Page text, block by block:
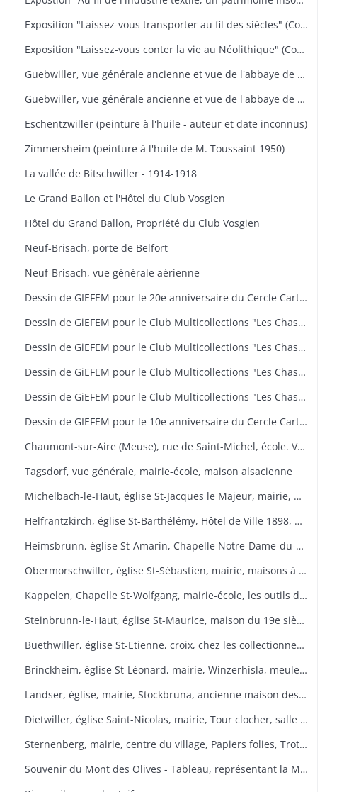
Exposition "Laissez-vous transporter au fil des siècles" (Communauté de Communes de la Région de Guebwiller, du 26 octobre 2012 au 19 janvier 2013)
Exposition "Laissez-vous conter la vie au Néolithique" (Communauté de Communes de la Région de Guebwiller, du 14 octobre 2011 au 26 janvier 2012)
Guebwiller, vue générale ancienne et vue de l'abbaye de Murbach.
Guebwiller, vue générale ancienne et vue de l'abbaye de Murbach.
Eschentzwiller (peinture à l'huile - auteur et date inconnus)
Zimmersheim (peinture à l'huile de M. Toussaint 1950)
La vallée de Bitschwiller - 1914-1918
Le Grand Ballon et l'Hôtel du Club Vosgien
Hôtel du Grand Ballon, Propriété du Club Vosgien
Neuf-Brisach, porte de Belfort
Neuf-Brisach, vue générale aérienne
Dessin de GIEFEM pour le 20e anniversaire du Cercle Cartophile de Thann et de la Vallée de la Thur. 25-26 novembre 2006. carte n° 17
Dessin de GiEFEM pour le Club Multicollections "Les Chasseurs d'Images", Mulhouse. Carte n° 19 : "50 ans de carnaval à Mulhouse
Dessin de GiEFEM pour le Club Multicollections "Les Chasseurs d'Images", Mulhouse. Carte n° 20 : "L'univers de Tintin
Dessin de GiEFEM pour le Club Multicollections "Les Chasseurs d'Images", Mulhouse. Carte n° 17 : "Nounours a Cent ans
Dessin de GiEFEM pour le Club Multicollections "Les Chasseurs d'Images". Mulhouse. Carte n° 15
Dessin de GIEFEM pour le 10e anniversaire du Cercle Cartophile de Thann et de la Vallée de la Thur. Novembre 1997
Chaumont-sur-Aire (Meuse), rue de Saint-Michel, école. Vue d'une carte postale pour l'exposition de cartes postales anciennes (11 octobre 2009)
Tagsdorf, vue générale, mairie-école, maison alsacienne
Michelbach-le-Haut, église St-Jacques le Majeur, mairie, maison 1832, fontaine, fête du pain
Helfrantzkirch, église St-Barthélémy, Hôtel de Ville 1898, maison alsacienne
Heimsbrunn, église St-Amarin, Chapelle Notre-Dame-du-Chêne, Maison Ste-Anne, mairie
Obermorschwiller, église St-Sébastien, mairie, maisons à colombages
Kappelen, Chapelle St-Wolfgang, mairie-école, les outils d'antan, chez le collectionneur de tracteurs
Steinbrunn-le-Haut, église St-Maurice, maison du 19e siècle, vue générale
Buethwiller, église St-Etienne, croix, chez les collectionneurs
Brinckheim, église St-Léonard, mairie, Winzerhisla, meule 1597, moulin
Landser, église, mairie, Stockbruna, ancienne maison des sœurs, Monastère St-Alphonse
Dietwiller, église Saint-Nicolas, mairie, Tour clocher, salle des fêtes
Sternenberg, mairie, centre du village, Papiers folies, Trotta Hisla
Souvenir du Mont des Olives - Tableau, représentant la Mort, à l'entrée du dortoir peint par Père M. Joseph (Baron de Géramb, général autrichien, mort en 1848 comme procurateur des Trappistes).